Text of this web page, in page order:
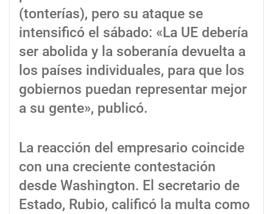
(tonterías), pero su ataque se
intensificó el sábado: «La UE debería
ser abolida y la soberanía devuelta a
los países individuales, para que los
gobiernos puedan representar mejor
a su gente», publicó.
La reacción del empresario coincide
con una creciente contestación
desde Washington. El secretario de
Estado, Rubio, calificó la multa como